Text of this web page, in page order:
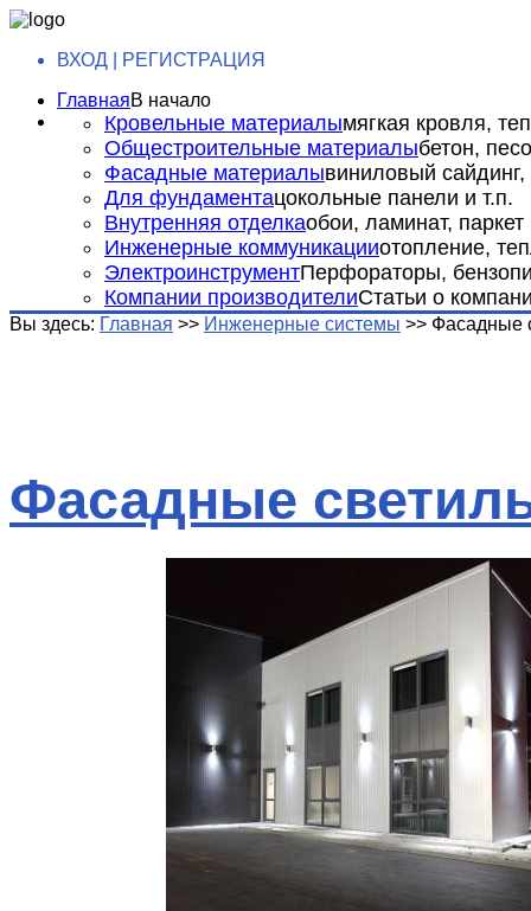
ВХОД | РЕГИСТРАЦИЯ
ГлавнаяВ начало
Кровельные материалымягкая кровля,
Общестроительные материалыбетон,
Фасадные материалывиниловый сайдинг,
Для фундаментацокольные панели и т.п.
Внутренняя отделкаобои, ламинат, паркет
Инженерные коммуникацииотопление,
ЭлектроинструментПерфораторы,
Компании производителиСтатьи о
Вы здесь: Главная >> Инженерные системы >> Фасадные
Фасадные